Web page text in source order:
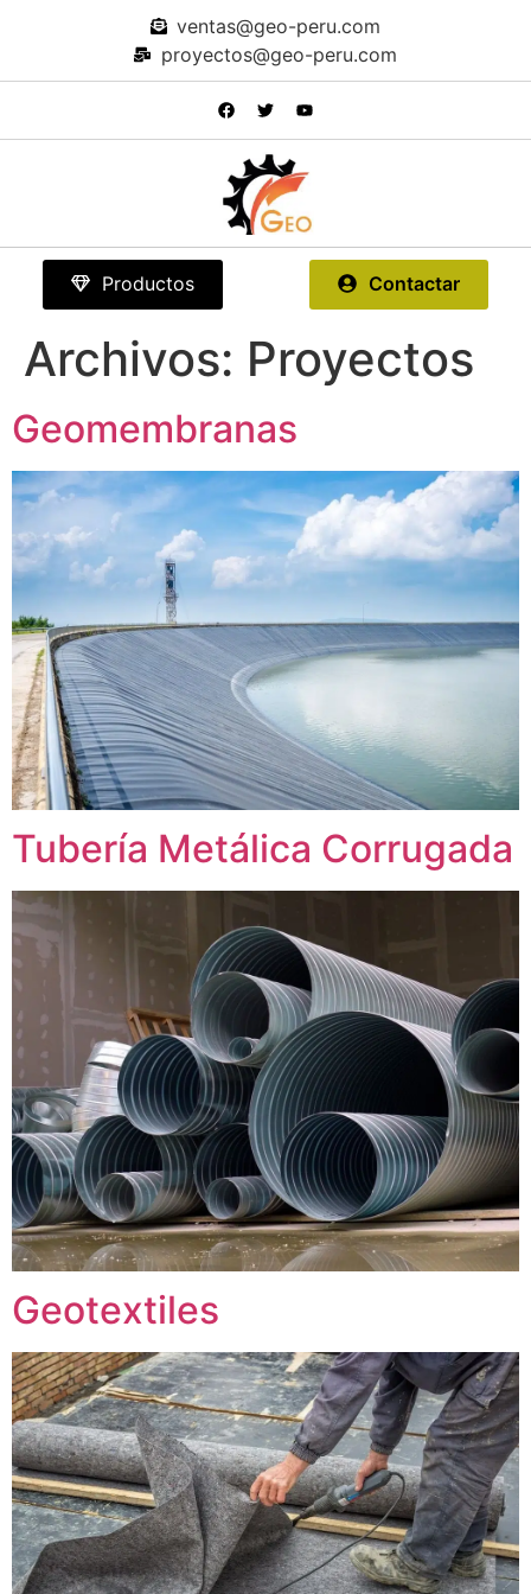
ventas@geo-peru.com
proyectos@geo-peru.com
Productos Contactar
Archivos: Proyectos
Geomembranas
Tubería Metálica Corrugada
Geotextiles